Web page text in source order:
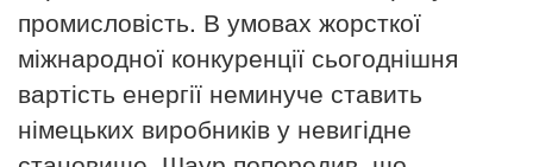
промисловість. В умовах жорсткої
міжнародної конкуренції сьогоднішня
вартість енергії неминуче ставить
німецьких виробників у невигідне